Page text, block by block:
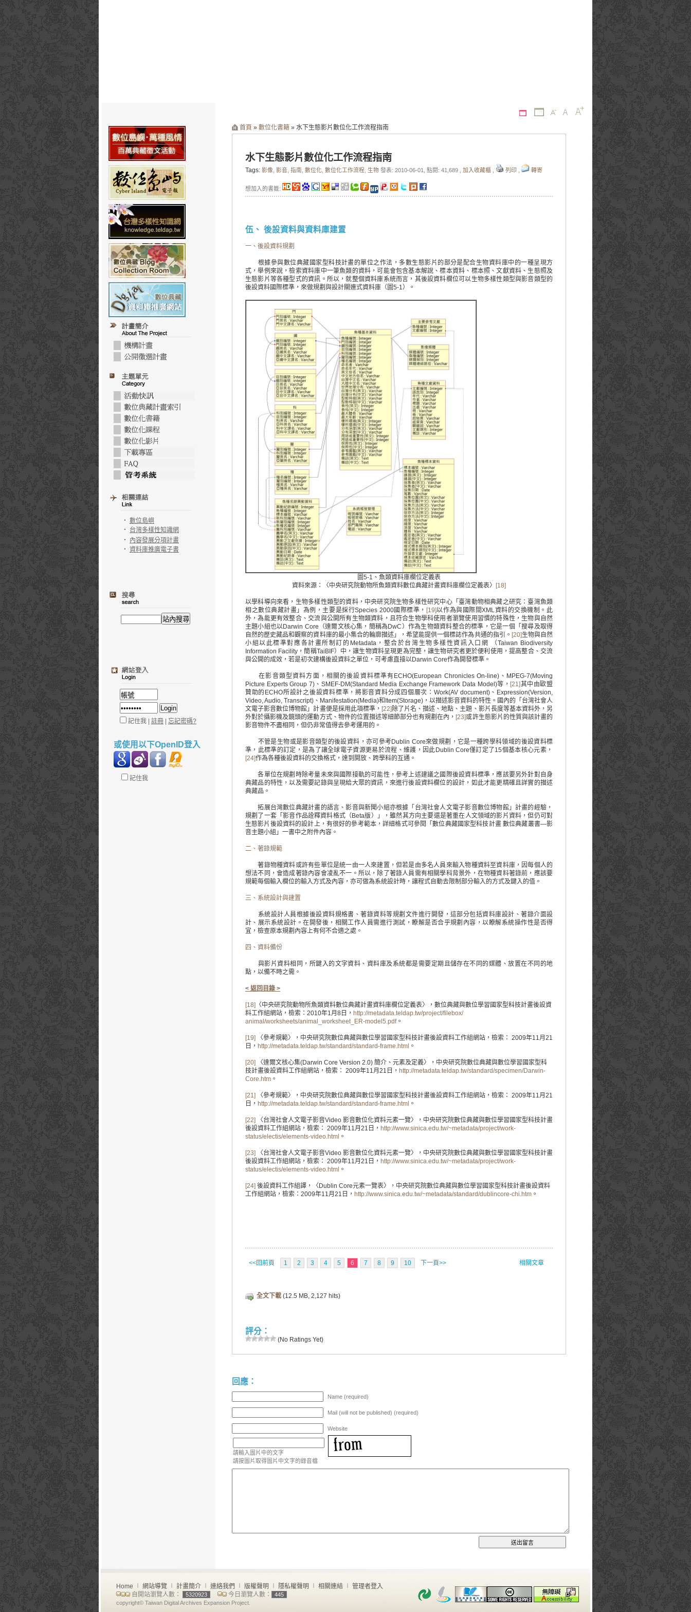
‧ 數位島嶼
‧ 台灣多樣性知識網
‧ 內容發展分項計畫
‧ 資料庫推廣電子書
記住我 | 註冊 | 忘記密碼?
或使用以下OpenID登入
記住我
首頁 » 數位化書籍 » 水下生態影片數位化工作流程指南
水下生態影片數位化工作流程指南
Tags: 影像 影音 指南 數位化 數位化工作流程 生物 發表: 2010-06-01, 點閱: 41,689 , 加入收藏櫃 列印 轉寄
想加入的書籤:
伍、 後設資料與資料庫建置
一、後設資料規劃
根據參與數位典藏國家型科技計畫的單位之作法，多數生態影片的部分是配合生物資料庫中的一種呈現方
式，舉例來說，檢索資料庫中一筆魚類的資料，可能會包含基本解說、標本資料、標本照、文獻資料、生態照及
生態影片等各種型式的資訊。所以，就整個資料庫系統而言，其後設資料欄位可以生物多樣性類型與影音類型的
後設資料國際標準，來做規劃與設計關連式資料庫（圖5-1）。
圖5-1、魚類資料庫欄位定義表
資料來源：〈中央研究院動物所魚類資料數位典藏計畫資料庫欄位定義表〉
[18]
以學科導向來看，生物多樣性類型的資料，中央研究院生物多樣性研究中心「臺灣動物相典藏之研究：臺灣魚類
相之數位典藏計畫」為例，主要是採行Species 2000國際標準， [19]以作為與國際間XML資料的交換機制。此
外，為能更有效整合、交流與公開所有生物類資料，且符合生物學科使用者瀏覽使用習慣的特殊性，生物與自然
主題小組也以Darwin Core（達爾文核心集，簡稱為DwC）作為生物類資料整合的標準，它是一個「搜尋及取得
自然的歷史藏品和觀察的資料庫的最小集合的輪廓描述」，希望能提供一個標誌作為共通的指引。 [20]生物與自然
小組以此標準對應各計畫所制訂的Metadata，整合於台灣生物多樣性資訊入口網 （Taiwan Biodiversity
Information Facility，簡稱TaiBIF）中，讓生物資料呈現更為完整，讓生物研究者更於便利使用，提高整合、交流
與公開的成效，若是初次建構後設資料之單位，可考慮直接以Darwin Core作為開發標準。
在影音類型資料方面，相關的後設資料標準有ECHO(European Chronicles On-line)、MPEG-7(Moving
Picture Experts Group 7)、SMEF-DM(Standard Media Exchange Framework Data Model)等， [21]其中由歐盟
贊助的ECHO所設計之後設資料標準，將影音資料分成四個層次：Work(AV document)、Expression(Version,
Video, Audio, Transcript)、Manifestation(Media)和Item(Storage)，以描述影音資料的特性。國內的「台灣社會人
文電子影音數位博物館」計畫便是採用此項標準， [22] 除了片名、描述、地點、主題、影片長度等基本資料外，另
外對於攝影機及鏡頭的運動方式、物件的位置描述等細節部分也有規劃在內， [23]或許生態影片的性質與該計畫的
影音物件不盡相同，但仍非常值得去參考運用的。
不管是生物或是影音類型的後設資料，亦可參考Dublin Core來做規劃，它是一種跨學科領域的後設資料標
準，此標準的訂定，是為了讓全球電子資源更易於流程、維護，因此Dublin Core僅訂定了15個基本核心元素，
[24]作為各種後設資料的交換格式，達到開放、跨學科的互通。
各單位在規劃時除考量未來與國際接軌的可能性，參考上述建議之國際後設資料標準，應該要另外針對自身
典藏品的特性，以及需要記錄與呈現給大眾的資訊，來進行後設資料欄位的設計，如此才能更精確且詳實的描述
典藏品。
拓展台灣數位典藏計畫的語言、影音與新聞小組亦根據「台灣社會人文電子影音數位博物館」計畫的經驗，
規劃了一套「影音作品詮釋資料格式（Beta版）」，雖然其方向主要還是著重在人文領域的影片資料，但仍可對
生態影片後設資料的設計上，有很好的參考範本，詳細格式可參閱「數位典藏國家型科技計畫 數位典藏叢書—影
音主題小組」一書中之附件內容。
二、著錄規範
著錄物種資料或許有些單位是統一由一人來建置，但若是由多名人員來輸入物種資料至資料庫，因每個人的
想法不同，會造成著錄內容會凌亂不一。所以，除了著錄人員需有相關學科背景外，在物種資料著錄前，應該要
規範每個輸入欄位的輸入方式及內容，亦可做為系統設計時，讓程式自動去限制部分輸入的方式及鍵入的值。
三、系統設計與建置
系統設計人員根據後設資料規格書、著錄資料等規劃文件進行開發，這部分包括資料庫設計、著錄介面設
計、展示系統設計。在開發後，相關工作人員需進行測試，瞭解是否合乎規劃內容，以瞭解系統操作性是否得
宜，檢查原本規劃內容上有何不合適之處。
四、資料備份
與影片資料相同，所鍵入的文字資料、資料庫及系統都是需要定期且儲存在不同的媒體、放置在不同的地
點，以備不時之需。
< 返回目錄 >
[18] 〈中央研究院動物所魚類資料數位典藏計畫資料庫欄位定義表〉，數位典藏與數位學習國家型科技計畫後設資
料工作組網站，檢索：2010年1月8日， http://metadata.teldap.tw/project/filebox/
animal/worksheets/animal_worksheet_ER-model5.pdf。
[19] 〈參考規範〉，中央研究院數位典藏與數位學習國家型科技計畫後設資料工作組網站，檢索： 2009年11月21
日， http://metadata.teldap.tw/standard/standard-frame.html 。
[20] 〈達爾文核心集(Darwin Core Version 2.0) 簡介、元素及定義〉，中央研究院數位典藏與數位學習國家型科
技計畫後設資料工作組網站，檢索： 2009年11月21日， http://metadata.teldap.tw/standard/specimen/Darwin-
Core.htm 。
[21] 〈參考規範〉，中央研究院數位典藏與數位學習國家型科技計畫後設資料工作組網站，檢索： 2009年11月21
日， http://metadata.teldap.tw/standard/standard-frame.html 。
[22] 〈台灣社會人文電子影音Video 影音數位化資料元素一覽〉，中央研究院數位典藏與數位學習國家型科技計畫
後設資料工作組網站，檢索： 2009年11月21日， http://www.sinica.edu.tw/~metadata/project/work-
status/electis/elements-video.html 。
[23] 〈台灣社會人文電子影音Video 影音數位化資料元素一覽〉，中央研究院數位典藏與數位學習國家型科技計畫
後設資料工作組網站，檢索： 2009年11月21日， http://www.sinica.edu.tw/~metadata/project/work-
status/electis/elements-video.html 。
[24] 後設資料工作組譯，〈Dublin Core元素一覽表〉，中央研究院數位典藏與數位學習國家型科技計畫後設資料
工作組網站，檢索：2009年11月21日， http://www.sinica.edu.tw/~metadata/standard/dublincore-chi.htm 。
<<回前頁 1 2 3 4 5 6 7 8 9 10 下一頁>> 相關文章
全文下載 (12.5 MB, 2,127 hits)
評分：
(No Ratings Yet)
回應：
Name (required)
Mail (will not be published) (required)
Website
請輸入圖片中的文字
請按圖片取得圖片中文字的錄音檔
Home ∣ 網站導覽 ∣ 計畫簡介 ∣ 連絡我們 ∣ 版權聲明 ∣ 隱私權聲明 ∣ 相關連結 ∣ 管理者登入
自開站瀏覽人數：
5320923 今日瀏覽人數：
445
copyright© Taiwan Digital Archives Expansion Project.